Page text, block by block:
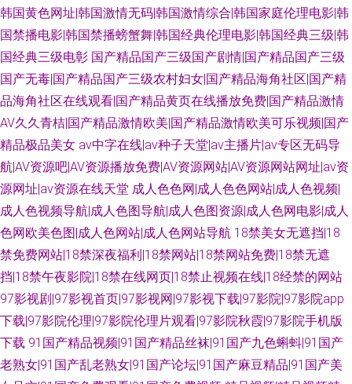
韩国黄色网址|韩国激情无码|韩国激情综合|韩国家庭伦理电影|韩
国禁播电影|韩国禁播螃蟹舞|韩国经典伦理电影|韩国经典三级|韩
国经典三级电彰 国产精品国产三级国产剧情|国产精品国产三级
国产无毒|国产精品国产三级农村妇女|国产精品海角社区|国产精
品海角社区在线观看|国产精品黄页在线播放免费|国产精品激情
AV久久青桔|国产精品激情欧美|国产精品激情欧美可乐视频|国产
精品极品美女 av中字在线|av种子天堂|av主播片|av专区无码导
航|AV资源吧|AV资源播放免费|AV资源网站|AV资源网站网址|av资
源网址|av资源在线天堂 成人色色网|成人色色网站|成人色视频|
成人色视频导航|成人色图导航|成人色图资源|成人色网电影|成人
色网欧美色图|成人色网站|成人色网站导航 18禁美女无遮挡|18
禁免费网站|18禁深夜福利|18禁网站|18禁网站免费|18禁无遮
挡|18禁午夜影院|18禁在线网页|18禁止视频在线|18经禁的网站
97影视剧|97影视首页|97影视网|97影视下载|97影院|97影院app
下载|97影院伦理|97影院伦理片观看|97影院秋霞|97影院手机版
下载 91国产精品视频|91国产精品丝袜|91国产九色蝌蚪|91国产
老熟女|91国产乱老熟女|91国产论坛|91国产麻豆精品|91国产美